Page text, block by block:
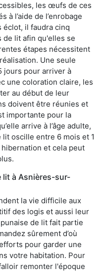
les œufs de ces
à l’aide de l’enrobage
éclot, il faudra cinq
de lit afin qu'elles se
étapes nécessitent
Une seule
jours pour arriver à
une coloration claire, les
au début de leur
doivent être réunies et
importante pour la
arrive à l’âge adulte,
lit oscille entre 6 mois et 1
et cela peut
lit à Asnières-sur-
la vie difficile aux
des logis et aussi leur
de lit fait partie
sûrement d’où
pour garder une
votre habitation. Pour
remonter l'époque